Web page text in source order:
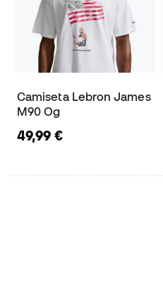
Camiseta Lebron James
M90 Og
49,99 €